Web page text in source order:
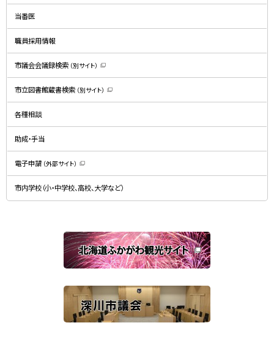
ン
で
す
）
当番医
職員採用情報
市議会会議録検索 （別サイト）
新
規
ウ
ン
で
す
市立図書館蔵書検索 （別サイト）
新
ン
で
す
）
各種相談
助成・手当
電子申請 （外部サイト）
新
規
ウ
ン
開
き
ま
す
）
市内学校（小・中学校、高校、大学など）